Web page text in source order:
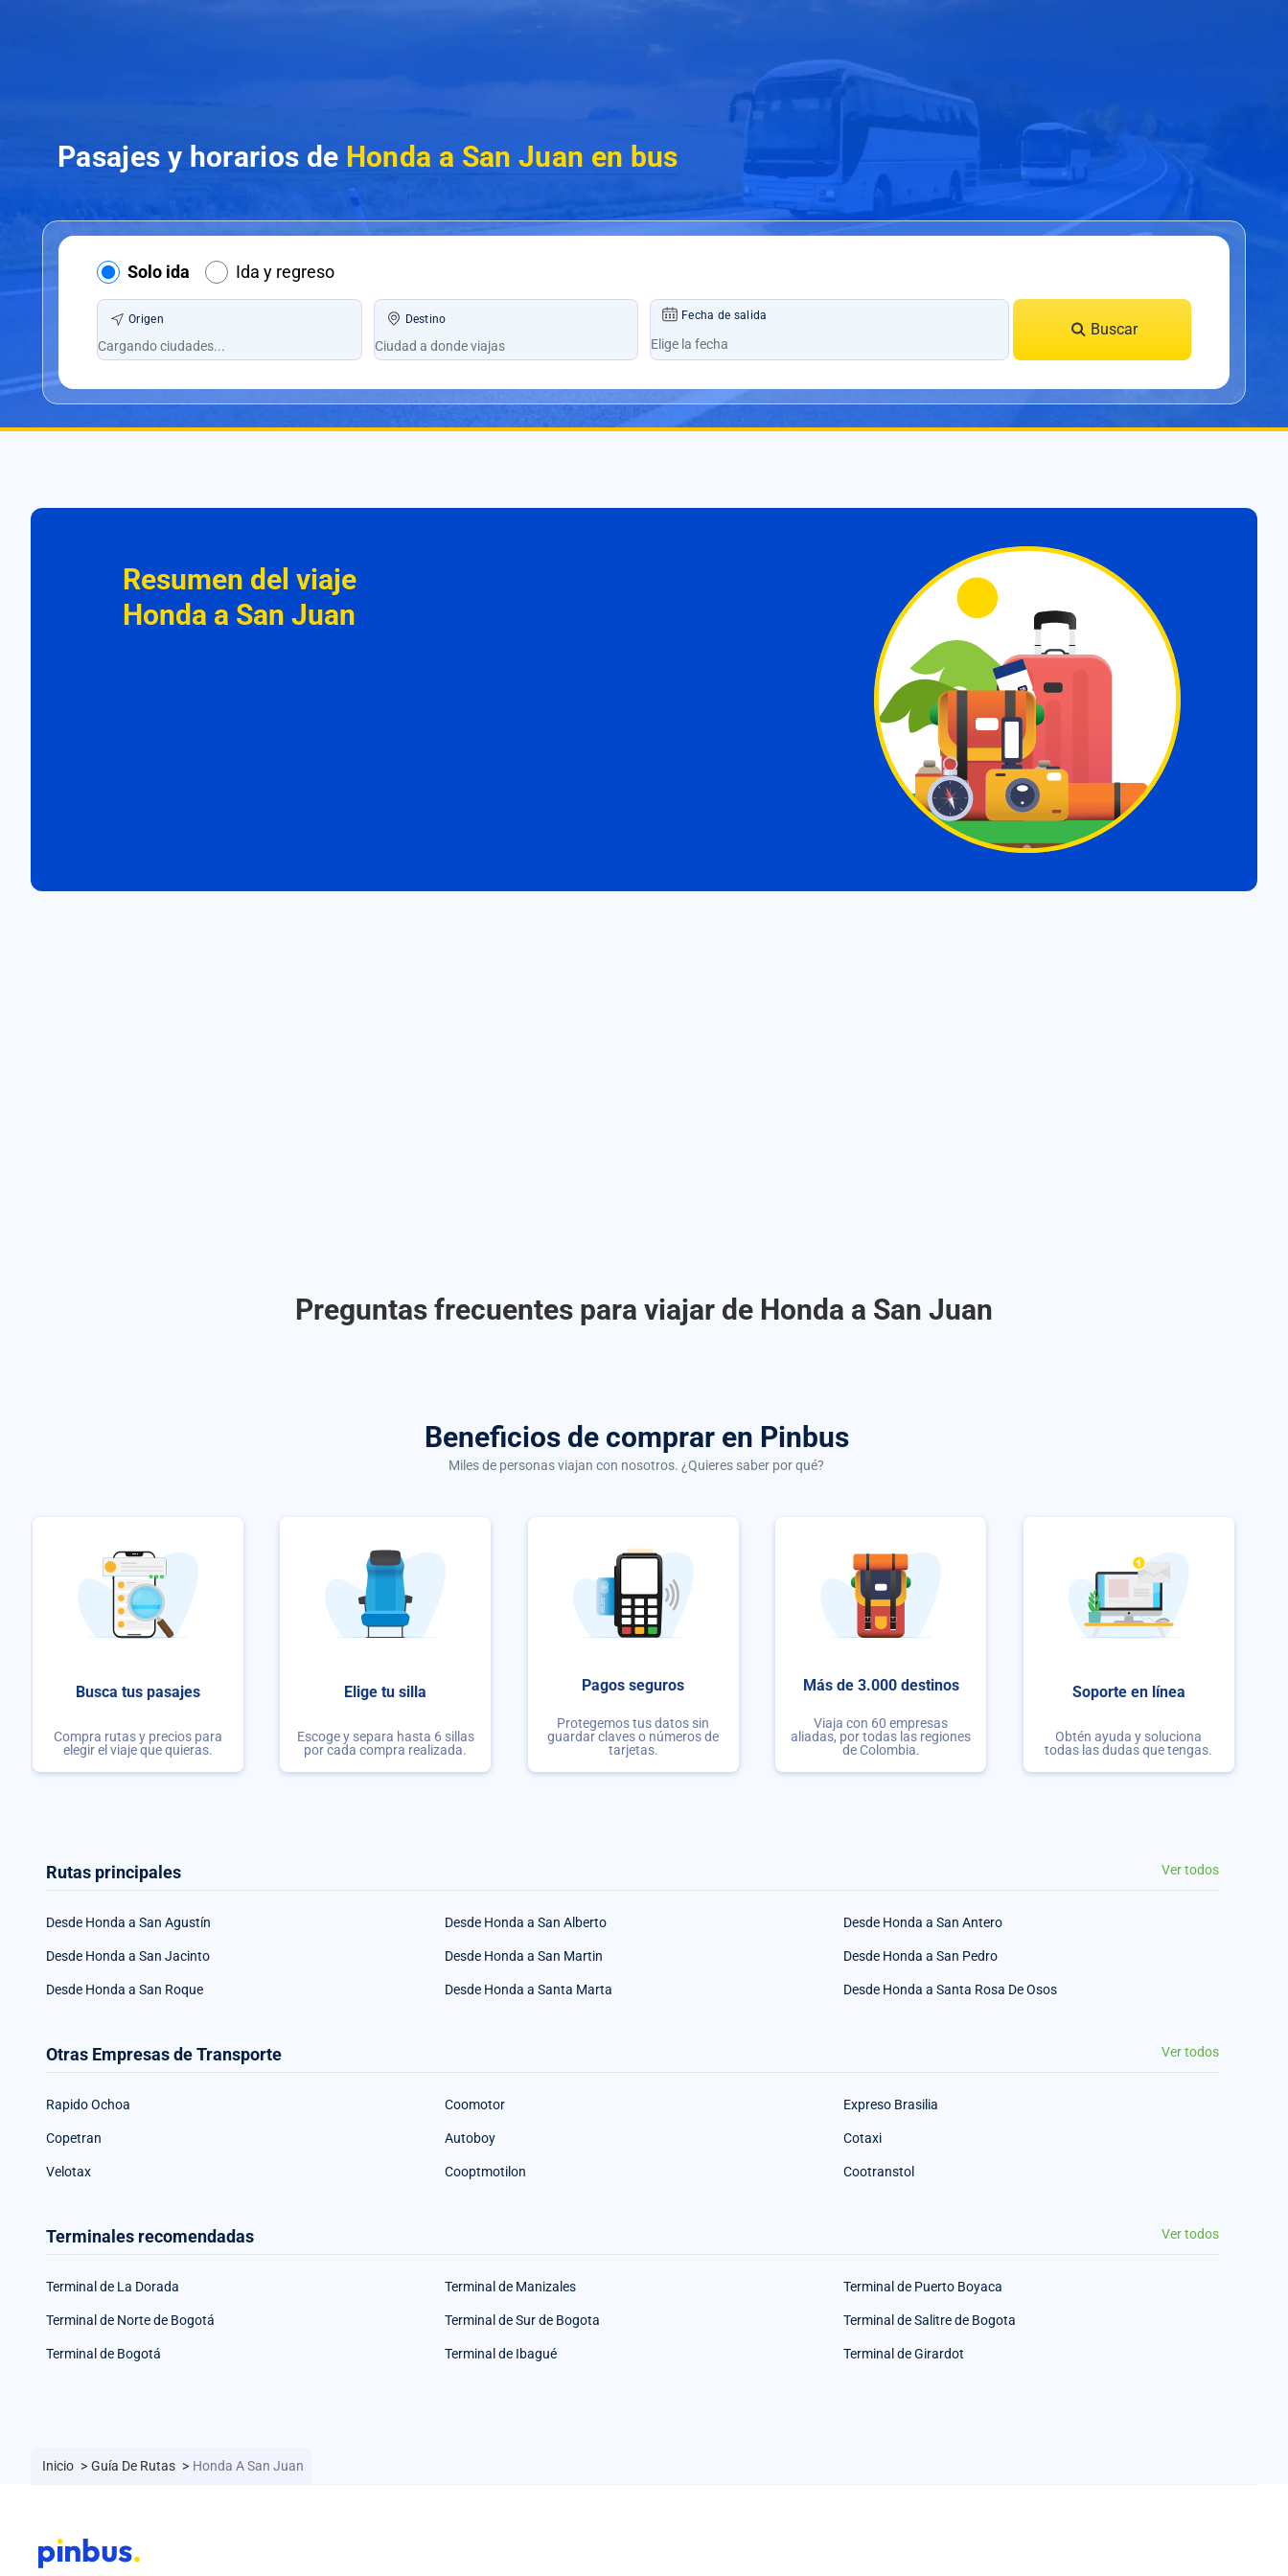
Pasajes y horarios de Honda a San Juan en bus
Solo ida Ida y regreso
Origen Destino Fecha de salida
Buscar
Resumen del viaje
Honda a San Juan
Preguntas frecuentes para viajar de Honda a San Juan
Beneficios de comprar en Pinbus
Miles de personas viajan con nosotros. ¿Quieres saber por qué?
Busca tus pasajes
Compra rutas y precios para
elegir el viaje que quieras.
Elige tu silla
Escoge y separa hasta 6 sillas
por cada compra realizada.
Pagos seguros
Protegemos tus datos sin
guardar claves o números de
tarjetas.
Más de 3.000 destinos
Viaja con 60 empresas
aliadas, por todas las regiones
de Colombia.
Soporte en línea
Obtén ayuda y soluciona
todas las dudas que tengas.
Rutas principales Ver todos
Desde Honda a San Agustín Desde Honda a San Alberto Desde Honda a San Antero
Desde Honda a San Jacinto Desde Honda a San Martin Desde Honda a San Pedro
Desde Honda a San Roque Desde Honda a Santa Marta Desde Honda a Santa Rosa De Osos
Otras Empresas de Transporte Ver todos
Rapido Ochoa Coomotor Expreso Brasilia
Copetran Autoboy Cotaxi
Velotax Cooptmotilon Cootranstol
Terminales recomendadas Ver todos
Terminal de La Dorada Terminal de Manizales Terminal de Puerto Boyaca
Terminal de Norte de Bogotá Terminal de Sur de Bogota Terminal de Salitre de Bogota
Terminal de Bogotá Terminal de Ibagué Terminal de Girardot
Inicio > Guía De Rutas > Honda A San Juan